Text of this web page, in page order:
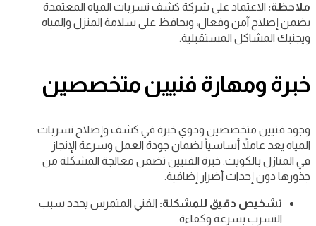
ملاحظة: الاعتماد على شركة كشف تسربات المياه المعتمدة
يضمن إصلاح آمن وفعال، ويحافظ على سلامة المنزل والمياه
ويجنبك المشاكل المستقبلية.
خبرة ومهارة فنيين متخصصين
وجود فنيين متخصصين وذوي خبرة في كشف وإصلاح تسربات
المياه يعد عاملاً أساسياً لضمان جودة العمل وسرعة الإنجاز
في المنازل بالكويت. خبرة الفنيين تضمن معالجة المشكلة من
جذورها دون إحداث أضرار إضافية.
تشخيص دقيق للمشكلة: الفني المتمرس يحدد سبب
التسرب بسرعة وكفاءة.